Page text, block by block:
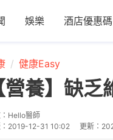
娛樂 酒店優惠碼
健康Easy
營養】缺
Hello醫師
2019-12-31 10:02 更新：